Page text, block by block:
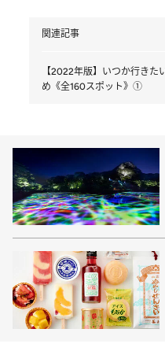
関連記事
【2022年版】いつか行きた
め《全160スポット》①